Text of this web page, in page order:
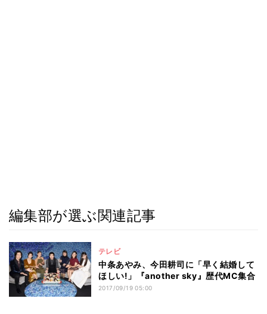
編集部が選ぶ関連記事
テレビ
中条あやみ、今田耕司に「早く結婚して
ほしい!」『another sky』歴代MC集合
2017/09/19 05:00